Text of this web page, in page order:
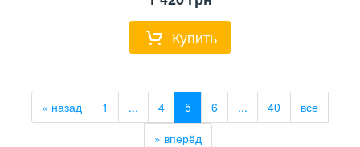
Купить
« назад 1 ... 4 5 6 ... 40
все
» вперёд